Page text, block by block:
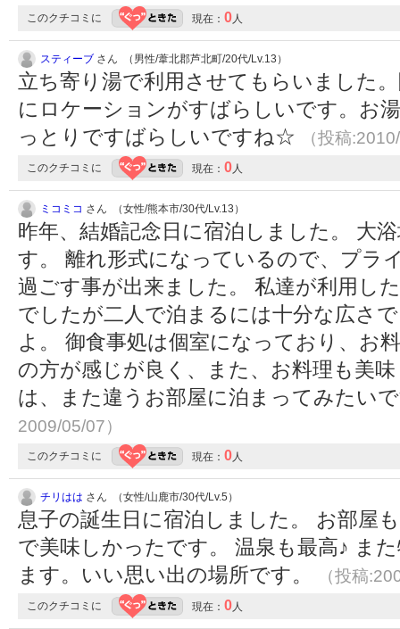
このクチコミに 現在： 0 人
スティーブ さん （男性/葦北郡芦北町/20代/Lv.13）
立ち寄り湯で利用させてもらいました
にロケーションがすばらしいです。お
っとりですばらしいですね☆
（投稿
このクチコミに 現在： 0 人
ミコミコ さん （女性/熊本市/30代/Lv.13）
昨年、結婚記念日に宿泊しました。 大
す。 離れ形式になっているので、プラ
過ごす事が出来ました。 私達が利用し
でしたが二人で泊まるには十分な広さ
よ。 御食事処は個室になっており、お
の方が感じが良く、また、お料理も美
は、また違うお部屋に泊まってみたい
2009/05/07）
このクチコミに 現在： 0 人
チリはは さん （女性/山鹿市/30代/Lv.5）
息子の誕生日に宿泊しました。 お部屋
で美味しかったです。 温泉も最高♪ ま
ます。いい思い出の場所です。
（投稿
このクチコミに 現在： 0 人